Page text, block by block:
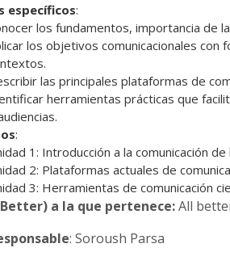
específicos:
los fundamentos, importancia de
los objetivos comunicacionales
las principales plataformas de
herramientas prácticas que
:
1: Introducción a la comunicación de
2: Plataformas actuales de
3: Herramientas de comunicación
a la que pertenece:All
: Soroush Parsa